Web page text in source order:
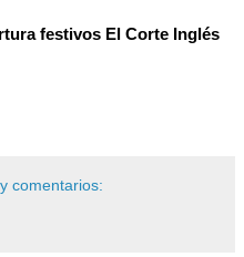
festivos El Corte Inglés
comentarios: